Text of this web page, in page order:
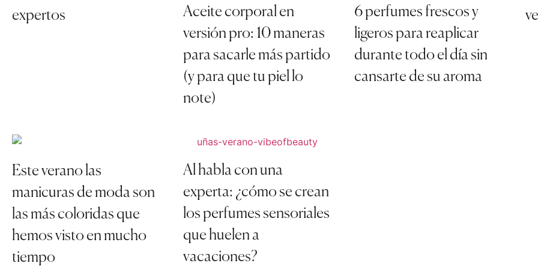
expertos
Aceite corporal en
versión pro: 10 maneras
para sacarle más partido
(y para que tu piel lo
note)
6 perfumes frescos y
ligeros para reaplicar
durante todo el día sin
cansarte de su aroma
Este verano las
manicuras de moda son
las más coloridas que
hemos visto en mucho
tiempo
Al habla con una
experta: ¿cómo se crean
los perfumes sensoriales
que huelen a
vacaciones?